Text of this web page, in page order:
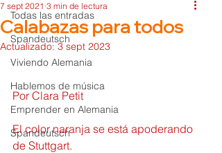
Todas las entradas
Spandeutsch
Viviendo Alemania
Hablemos de música
Emprender en Alemania
Spandeutsch
Calabazas para todos
7 sept 2021 3 min de lectura
Actualizado:3 sept 2023
Por Clara Petit
El color naranja se está apoderando
de Stuttgart.